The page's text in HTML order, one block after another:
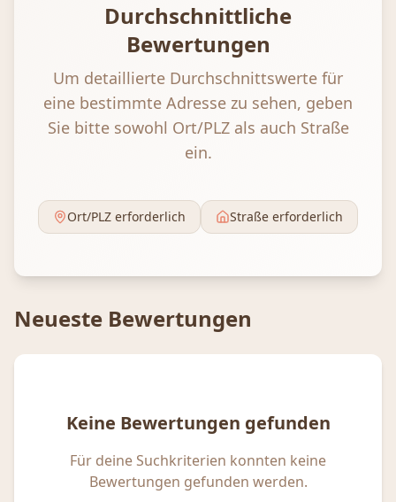
Durchschnittliche
Bewertungen
Um detaillierte Durchschnittswerte für
eine bestimmte Adresse zu sehen, geben
Sie bitte sowohl Ort/PLZ als auch Straße
ein.
Ort/PLZ erforderlich Straße erforderlich
Neueste Bewertungen
Keine Bewertungen gefunden
Für deine Suchkriterien konnten keine
Bewertungen gefunden werden.